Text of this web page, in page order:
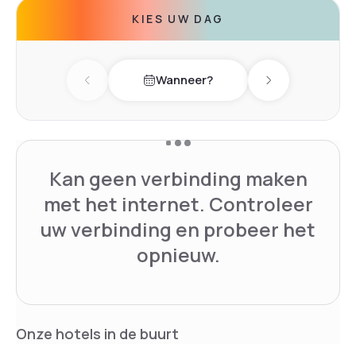
KIES UW DAG
Previous dayWanneer? Next day
Kan geen verbinding maken
met het internet. Controleer
uw verbinding en probeer het
opnieuw.
Onze hotels in de buurt